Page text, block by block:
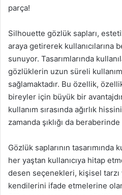
parça!
Silhouette gözlük sapları,
araya getirerek kullanıcılarına
sunuyor. Tasarımlarında
gözlüklerin uzun süreli
sağlamaktadır. Bu özellik,
bireyler için büyük bir
kullanım sırasında ağırlık
zamanda şıklığı da
Gözlük saplarının tasarımında
her yaştan kullanıcıya hitap
desen seçenekleri, kişisel tarzı
kendilerini ifade etmelerine